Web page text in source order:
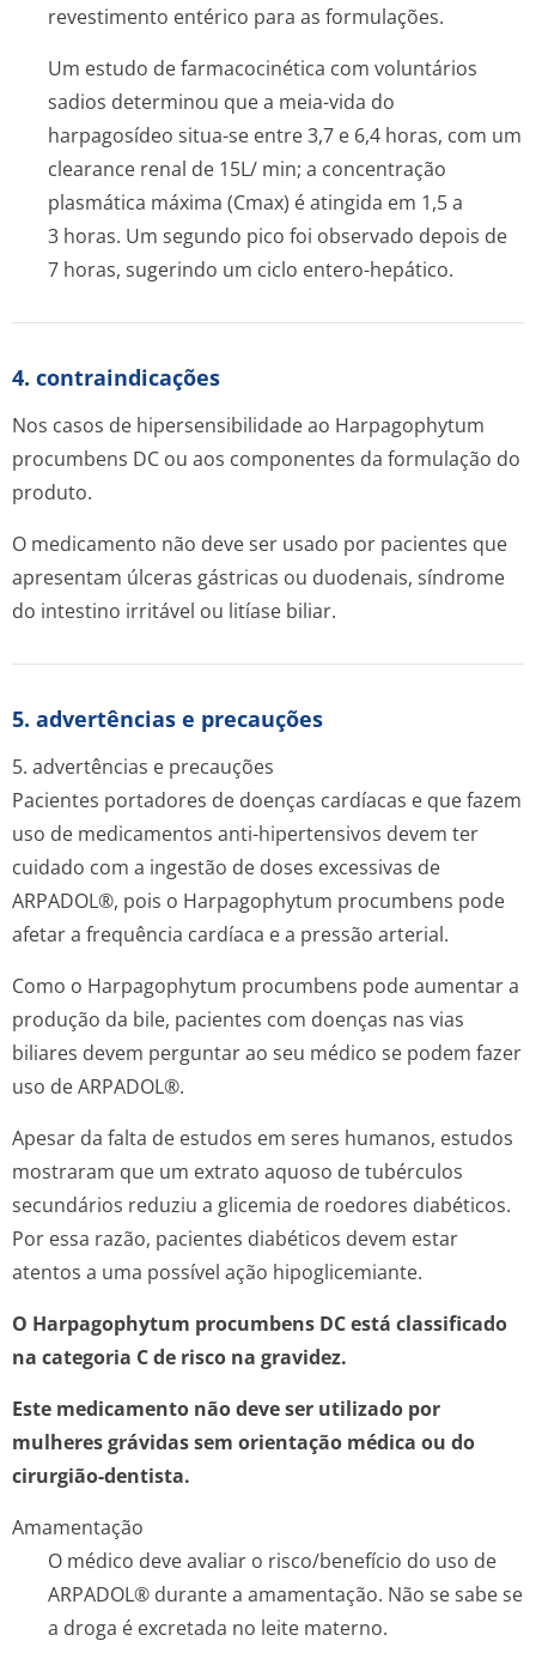
revestimento entérico para as formulações.
Um estudo de farmacocinética com voluntários
sadios determinou que a meia-vida do
harpagosídeo situa-se entre 3,7 e 6,4 horas, com um
clearance renal de 15L/ min; a concentração
plasmática máxima (Cmax) é atingida em 1,5 a
3 horas. Um segundo pico foi observado depois de
7 horas, sugerindo um ciclo entero-hepático.
4. contraindicações
Nos casos de hipersensibilidade ao Harpagophytum
procumbens DC ou aos componentes da formulação do
produto.
O medicamento não deve ser usado por pacientes que
apresentam úlceras gástricas ou duodenais, síndrome
do intestino irritável ou litíase biliar.
5. advertências e precauções
5. advertências e precauções
Pacientes portadores de doenças cardíacas e que fazem
uso de medicamentos anti-hipertensivos devem ter
cuidado com a ingestão de doses excessivas de
ARPADOL®, pois o Harpagophytum procumbens pode
afetar a frequência cardíaca e a pressão arterial.
Como o Harpagophytum procumbens pode aumentar a
produção da bile, pacientes com doenças nas vias
biliares devem perguntar ao seu médico se podem fazer
uso de ARPADOL®.
Apesar da falta de estudos em seres humanos, estudos
mostraram que um extrato aquoso de tubérculos
secundários reduziu a glicemia de roedores diabéticos.
Por essa razão, pacientes diabéticos devem estar
atentos a uma possível ação hipoglicemiante.
O Harpagophytum procumbens DC está classificado
na categoria C de risco na gravidez.
Este medicamento não deve ser utilizado por
mulheres grávidas sem orientação médica ou do
cirurgião-dentista.
Amamentação
O médico deve avaliar o risco/benefício do uso de
ARPADOL® durante a amamentação. Não se sabe se
a droga é excretada no leite materno.